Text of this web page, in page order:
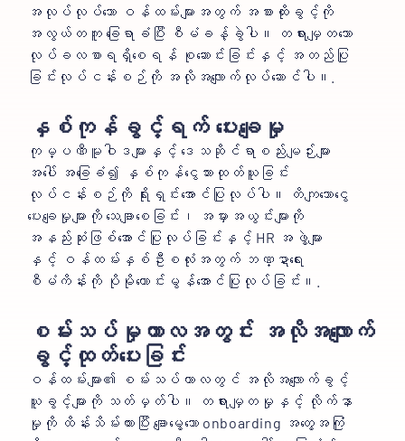
အလုပ်လုပ်သော ဝန်ထမ်းများအတွက် အစားထိုးခွင့်ကို
အလွယ်တကူ ခြေရာခံပြီး စီမံခန့်ခွဲပါ။ တရားမျှတသော
လုပ်ခလစာရရှိစေရန် စုဆောင်းခြင်းနှင့် အတည်ပြု
ခြင်းလုပ်ငန်းစဉ်ကို အလိုအလျောက်လုပ်ဆောင်ပါ။.
နှစ်ကုန်ခွင့်ရက် ပေးချေမှု
ကုမ္ပဏီမူဝါဒများနှင့် ဒေသဆိုင်ရာစည်းမျဉ်းများ
အပေါ် အခြေခံ၍ နှစ်ကုန်ငွေသားထုတ်ယူခြင်း
လုပ်ငန်းစဉ်ကို ရိုးရှင်းအောင်ပြုလုပ်ပါ။ တိကျသောငွေ
ပေးချေမှုများကို သေချာစေခြင်း၊ အမှားအယွင်းများကို
အနည်းဆုံးဖြစ်အောင်ပြုလုပ်ခြင်းနှင့် HR အဖွဲ့များ
နှင့် ဝန်ထမ်းနှစ်ဦးစလုံးအတွက် ဘဏ္ဍာရေး
စီမံကိန်းကို ပိုမိုကောင်းမွန်အောင်ပြုလုပ်ခြင်း။.
စမ်းသပ်မှုကာလအတွင်း အလိုအလျောက်
ခွင့်ထုတ်ပေးခြင်း
ဝန်ထမ်းများ၏ စမ်းသပ်ကာလတွင် အလိုအလျောက်ခွင့်
ယူခွင့်များကို သတ်မှတ်ပါ။ တရားမျှတမှုနှင့် လိုက်နာ
မှုကို ထိန်းသိမ်းထားပြီး ချောမွေ့သော onboarding အတွေ့အကြုံ